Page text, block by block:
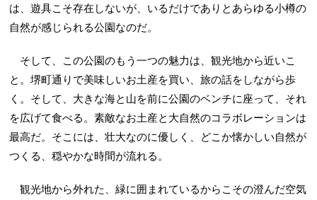
は、遊具こそ存在しないが、いるだけでありとあらゆる小樽の
自然が感じられる公園なのだ。
そして、この公園のもう一つの魅力は、観光地から近いこ
と。堺町通りで美味しいお土産を買い、旅の話をしながら歩
く。そして、大きな海と山を前に公園のベンチに座って、それ
を広げて食べる。素敵なお土産と大自然のコラボレーションは
最高だ。そこには、壮大なのに優しく、どこか懐かしい自然が
つくる、穏やかな時間が流れる。
観光地から外れた、緑に囲まれているからこその澄んだ空気